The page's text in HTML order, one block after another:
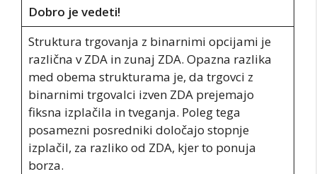
Dobro je vedeti!
Struktura trgovanja z binarnimi opcijami je
različna v ZDA in zunaj ZDA. Opazna razlika
med obema strukturama je, da trgovci z
binarnimi trgovalci izven ZDA prejemajo
fiksna izplačila in tveganja. Poleg tega
posamezni posredniki določajo stopnje
izplačil, za razliko od ZDA, kjer to ponuja
borza.